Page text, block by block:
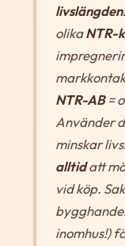
olikaNTR-
NTR-AB=
Använder
minskar
alltidatt
vid köp.
inomhus!)